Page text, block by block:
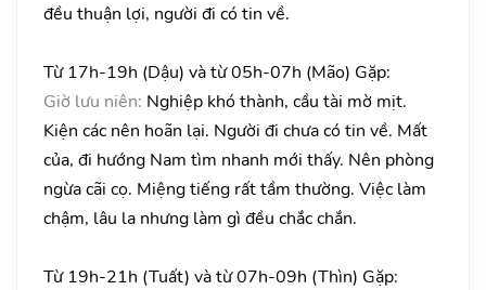
đều thuận lợi, người đi có tin về.
Từ 17h-19h (Dậu) và từ 05h-07h (Mão) Gặp:
Giờ lưu niên: Nghiệp khó thành, cầu tài mờ mịt.
Kiện các nên hoãn lại. Người đi chưa có tin về. Mất
của, đi hướng Nam tìm nhanh mới thấy. Nên phòng
ngừa cãi cọ. Miệng tiếng rất tầm thường. Việc làm
chậm, lâu la nhưng làm gì đều chắc chắn.
Từ 19h-21h (Tuất) và từ 07h-09h (Thìn) Gặp: